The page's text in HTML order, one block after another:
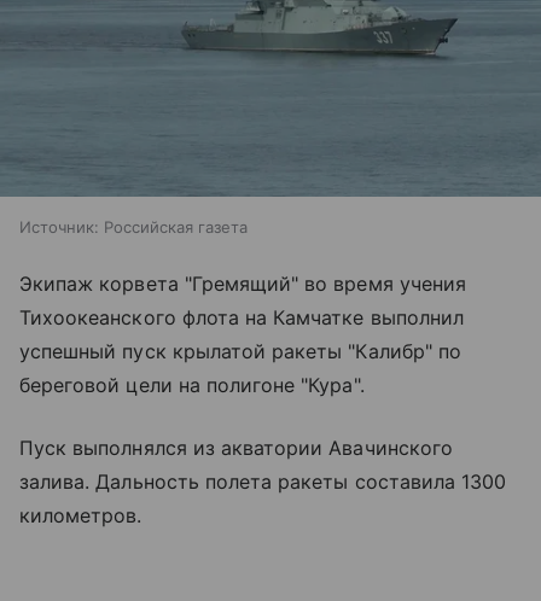
Источник: Российская газета
Экипаж корвета "Гремящий" во время учения
Тихоокеанского флота на Камчатке выполнил
успешный пуск крылатой ракеты "Калибр" по
береговой цели на полигоне "Кура".
Пуск выполнялся из акватории Авачинского
залива. Дальность полета ракеты составила 1300
километров.